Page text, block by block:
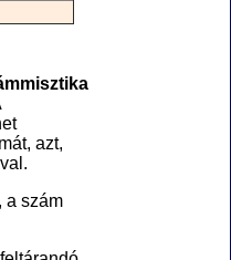
azt,
, a szám